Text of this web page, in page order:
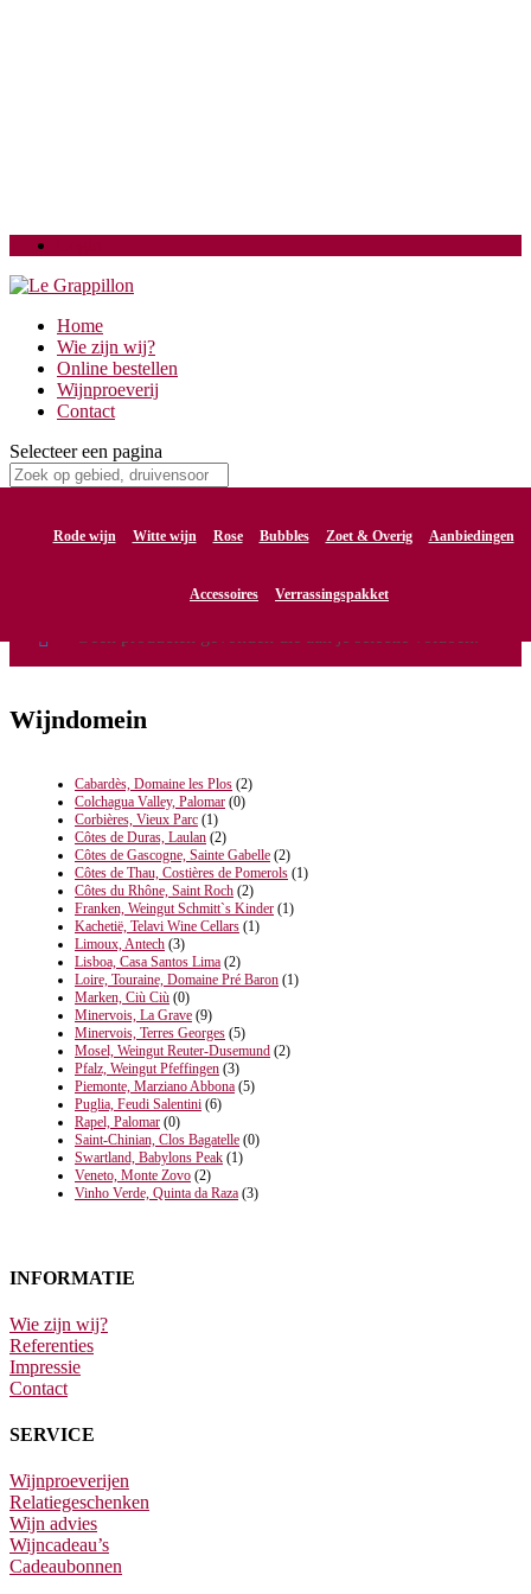
Home
Wie zijn wij?
Online bestellen
Wijnproeverij
Contact
Selecteer een pagina
Rode wijn Witte wijn Rose Bubbles Zoet & Overig Aanbiedingen
Accessoires Verrassingspakket
Pinot noir
Wijndomein
Cabardès, Domaine les Plos (2)
Colchagua Valley, Palomar (0)
Corbières, Vieux Parc (1)
Côtes de Duras, Laulan (2)
Côtes de Gascogne, Sainte Gabelle (2)
Côtes de Thau, Costières de Pomerols (1)
Côtes du Rhône, Saint Roch (2)
Franken, Weingut Schmitt`s Kinder (1)
Kachetië, Telavi Wine Cellars (1)
Limoux, Antech (3)
Lisboa, Casa Santos Lima (2)
Loire, Touraine, Domaine Pré Baron (1)
Marken, Ciù Ciù (0)
Minervois, La Grave (9)
Minervois, Terres Georges (5)
Mosel, Weingut Reuter-Dusemund (2)
Pfalz, Weingut Pfeffingen (3)
Piemonte, Marziano Abbona (5)
Puglia, Feudi Salentini (6)
Rapel, Palomar (0)
Saint-Chinian, Clos Bagatelle (0)
Swartland, Babylons Peak (1)
Veneto, Monte Zovo (2)
Vinho Verde, Quinta da Raza (3)
INFORMATIE
Wie zijn wij?
Referenties
Impressie
Contact
SERVICE
Wijnproeverijen
Relatiegeschenken
Wijn advies
Wijncadeau’s
Cadeaubonnen